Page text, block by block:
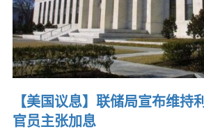
【美国议息】联储局宣布维持
官员主张加息